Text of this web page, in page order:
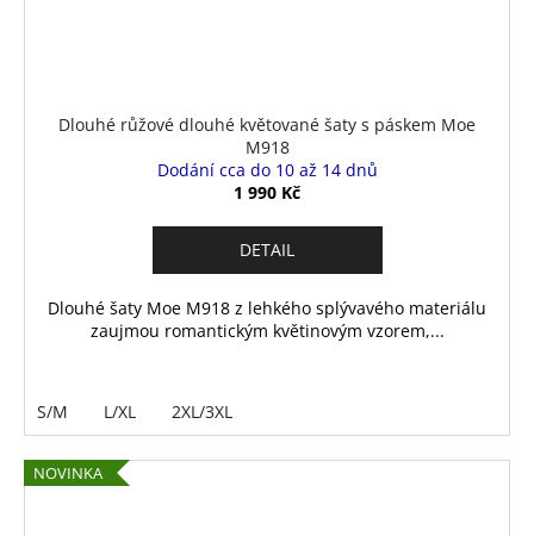
Dlouhé růžové dlouhé květované šaty s páskem Moe
M918
Dodání cca do 10 až 14 dnů
1 990 Kč
DETAIL
Dlouhé šaty Moe M918 z lehkého splývavého materiálu
zaujmou romantickým květinovým vzorem,...
S/M L/XL 2XL/3XL
NOVINKA